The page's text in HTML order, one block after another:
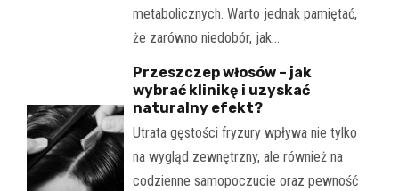
metabolicznych. Warto jednak pamiętać,
że zarówno niedobór, jak…
Przeszczep włosów – jak
wybrać klinikę i uzyskać
naturalny efekt?
Utrata gęstości fryzury wpływa nie tylko
na wygląd zewnętrzny, ale również na
codzienne samopoczucie oraz pewność